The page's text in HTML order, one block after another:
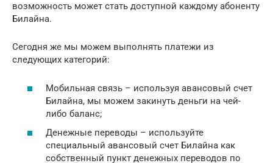
возможность может стать доступной каждому абоненту
Билайна.
Сегодня же мы можем выполнять платежи из
следующих категорий:
Мобильная связь – используя авансовый счет
Билайна, мы можем закинуть деньги на чей-
либо баланс;
Денежные переводы – используйте
специальный авансовый счет Билайна как
собственный пункт денежных переводов по